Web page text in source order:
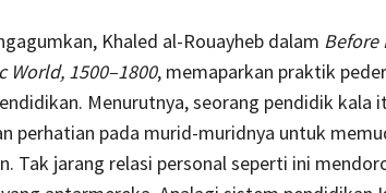
Khaled al-Rouayheb dalam Before
World, 1500–1800, memaparkan praktik
Menurutnya, seorang pendidik
perhatian pada murid-muridnya untuk
Tak jarang relasi personal seperti ini